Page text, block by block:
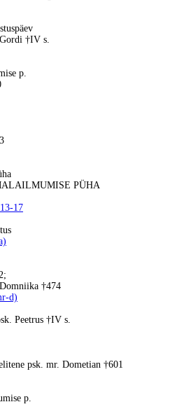
†IV s.
p.
PÜHA
17
†474
d)
Peetrus †IV s.
psk. mr. Dometian †601
p.